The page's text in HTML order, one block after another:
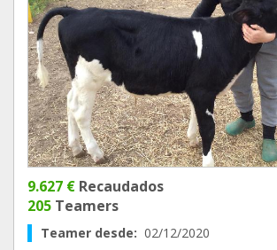
9.627 € Recaudados
205 Teamers
Teamer desde: 02/12/2020